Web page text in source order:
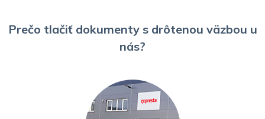
Prečo tlačiť dokumenty s drôtenou väzbou u
nás?